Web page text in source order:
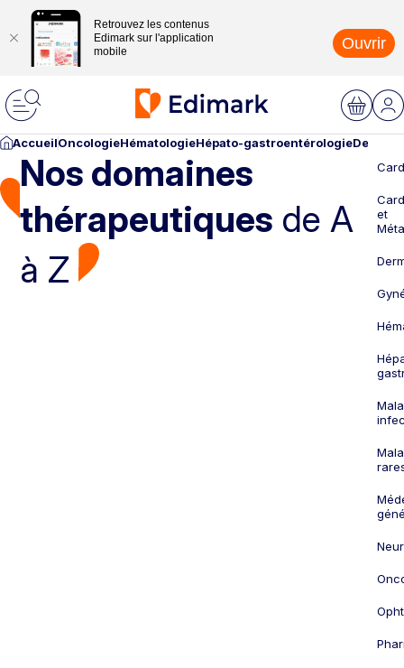
Retrouvez les contenus
Edimark sur l'application
mobile
Ouvrir
AccueilOncologieHématologieHépato-gastroentérologie
Nos domaines
thérapeutiques de A
à Z
et